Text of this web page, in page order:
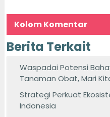
Kolom Komentar
Berita Terkait
Waspadai Potensi
Tanaman Obat, Mari
Strategi Perkuat
Indonesia